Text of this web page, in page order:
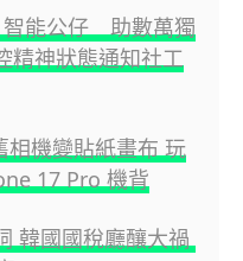
智能公仔 助數萬獨
神狀態通知社工
機變貼紙畫布 玩
17 Pro 機背
韓國國稅廳釀大禍